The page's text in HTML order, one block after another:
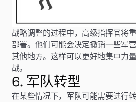
战略调整的过程中，高级指挥官将
部署。他们可能会决定撤销一些军
其他地方。这样可以更好地集中力
战。
6. 军队转型
在某些情况下，军队可能需要进行